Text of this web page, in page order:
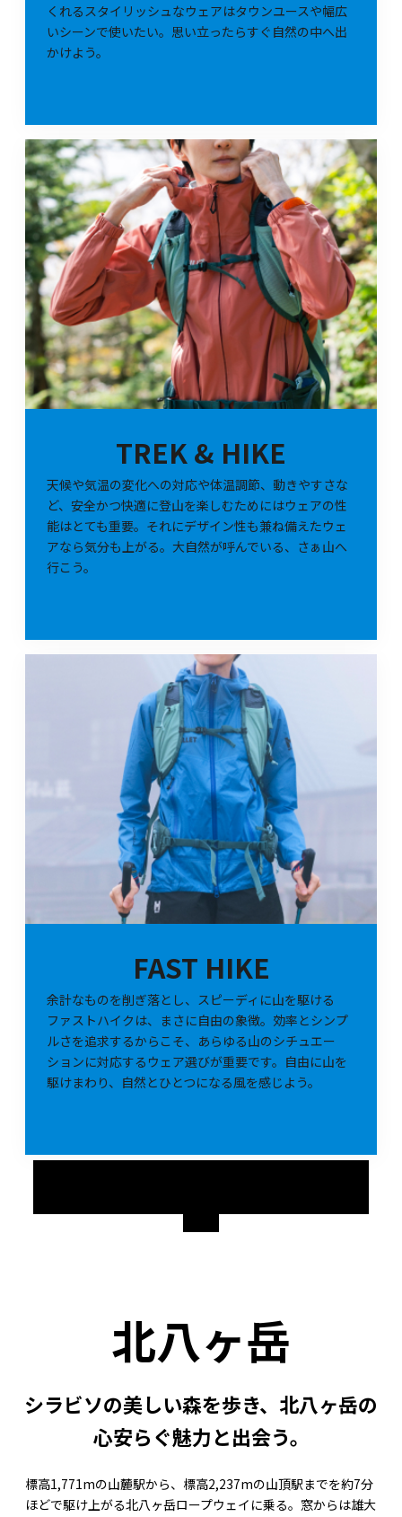
くれるスタイリッシュなウェアはタウンユースや幅広
いシーンで使いたい。思い立ったらすぐ自然の中へ出
かけよう。
TREK & HIKE
天候や気温の変化への対応や体温調節、動きやすさな
ど、安全かつ快適に登山を楽しむためにはウェアの性
能はとても重要。それにデザイン性も兼ね備えたウェ
アなら気分も上がる。大自然が呼んでいる、さぁ山へ
行こう。
FAST HIKE
余計なものを削ぎ落とし、スピーディに山を駆ける
ファストハイクは、まさに自由の象徴。効率とシンプ
ルさを追求するからこそ、あらゆる山のシチュエー
ションに対応するウェア選びが重要です。自由に山を
駆けまわり、自然とひとつになる風を感じよう。
北八ヶ岳
シラビソの美しい森を歩き、北八ヶ岳の
心安らぐ魅力と出会う。
標高1,771mの山麓駅から、標高2,237mの山頂駅までを約7分
ほどで駆け上がる北八ヶ岳ロープウェイに乗る。窓からは雄大